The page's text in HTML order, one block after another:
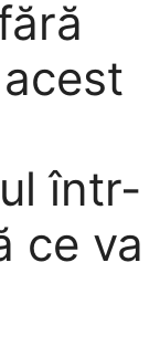
într-
ce va